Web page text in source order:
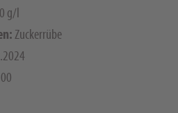
g/l
Zuckerrübe